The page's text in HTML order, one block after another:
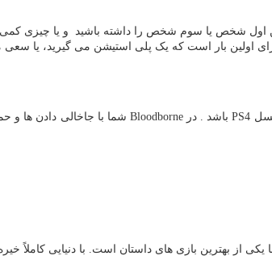
اول شخص یا سوم شخص را داشته باشید و یا چیزی کمی
اولین بار است که یک پلی استیشن می گیرید، یا سعی
PS4 باشد . در Bloodborne شما با جاخالی دادن ها و
یکی از بهترین بازی های داستان است. با دنیایی کاملاً